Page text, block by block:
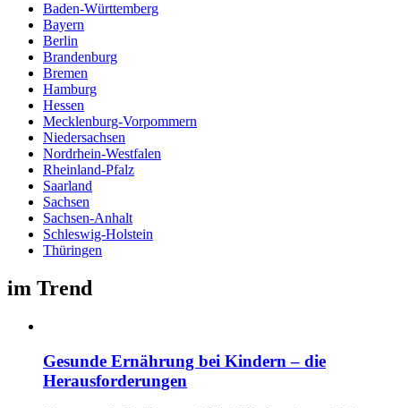
Baden-Württemberg
Bayern
Berlin
Brandenburg
Bremen
Hamburg
Hessen
Mecklenburg-Vorpommern
Niedersachsen
Nordrhein-Westfalen
Rheinland-Pfalz
Saarland
Sachsen
Sachsen-Anhalt
Schleswig-Holstein
Thüringen
im Trend
Gesunde Ernährung bei Kindern – die
Herausforderungen